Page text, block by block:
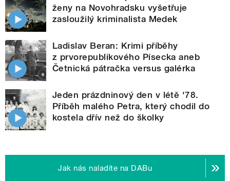
ženy na Novohradsku vyšetřuje
zasloužilý kriminalista Medek
Ladislav Beran: Krimi příběhy
z prvorepublikového Písecka aneb
Četnická pátračka versus galérka
Jeden prázdninový den v létě '78.
Příběh malého Petra, který chodil do
kostela dřív než do školky
Jak nás naladíte na DABu